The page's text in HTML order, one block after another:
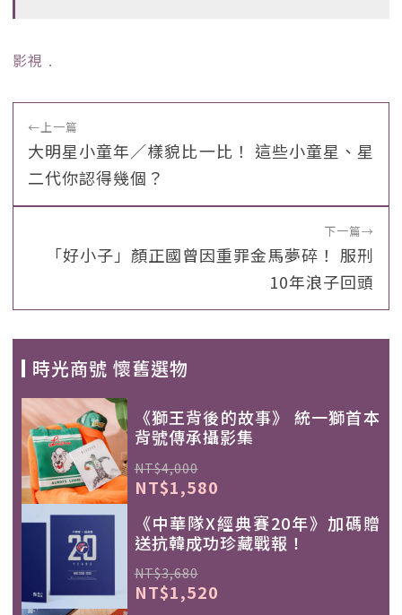
影視 ﹒
←上一篇
大明星小童年／樣貌比一比！ 這些小童星、星
二代你認得幾個？
下一篇→
「好小子」顏正國曾因重罪金馬夢碎！ 服刑
10年浪子回頭
時光商號 懷舊選物
《獅王背後的故事》 統一獅首本
背號傳承攝影集
NT$4,000
NT$1,580
《中華隊X經典賽20年》加碼贈
送抗韓成功珍藏戰報！
NT$3,680
NT$1,520